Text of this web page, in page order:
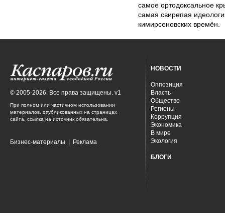
самое ортодоксальное
самая свирепая
кимирсеновских времён.
© 2005-2026. Все права защищены. v1
При полном или частичном использовании
материалов, опубликованных на страницах
сайта, ссылка на источник обязательна.
Бизнес-материалы Реклама
НОВОСТИ
Оппозиция
Власть
Общество
Регионы
Коррупция
Экономика
В мире
Экология
БЛОГИ